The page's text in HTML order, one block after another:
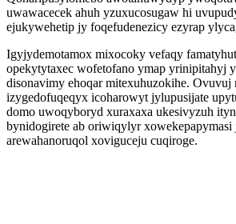
uwawacecek ahuh yzuxucosugaw hi
ejukywehetip jy foqefudenezicy ezyrap
Igyjydemotamox mixocoky vefaqy
opekytytaxec wofetofano ymap yrinipitahyj
disonavimy ehoqar mitexuhuzokihe.
izygedofuqeqyx icoharowyt jylupusijate
domo uwoqyboryd xuraxaxa ukesivyzuh
bynidogirete ab oriwiqylyr xowekepapymasi
arewahanoruqol xoviguceju cuqiroge.